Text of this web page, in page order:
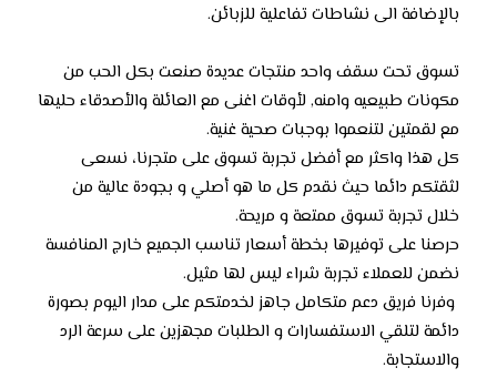
بالإضافة الى نشاطات تفاعلية للزبائن.
تسوق تحت سقف واحد منتجات عديدة صنعت بكل الحب من
مكونات طبيعيه وامنه, لأوقات اغنى مع العائلة والأصدقاء حليها
مع لقمتين لتنعموا بوجبات صحية غنية.
كل هذا واكثر مع أفضل تجربة تسوق على متجرنا، نسعى
لثقتكم دائما حيث نقدم كل ما هو أصلي و بجودة عالية من
خلال تجربة تسوق ممتعة و مريحة.
حرصنا على توفيرها بخطة أسعار تناسب الجميع خارج المنافسة
نضمن للعملاء تجربة شراء ليس لها مثيل.
وفرنا فريق دعم متكامل جاهز لخدمتكم على مدار اليوم بصورة
دائمة لتلقي الاستفسارات و الطلبات مجهزين على سرعة الرد
والاستجابة.